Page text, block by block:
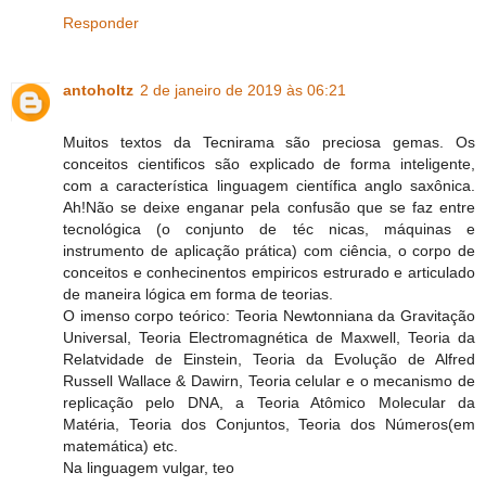
Responder
antoholtz 2 de janeiro de 2019 às 06:21
Muitos textos da Tecnirama são preciosa gemas. Os
conceitos cientificos são explicado de forma inteligente,
com a característica linguagem científica anglo saxônica.
Ah!Não se deixe enganar pela confusão que se faz entre
tecnológica (o conjunto de téc nicas, máquinas e
instrumento de aplicação prática) com ciência, o corpo de
conceitos e conhecinentos empiricos estrurado e articulado
de maneira lógica em forma de teorias.
O imenso corpo teórico: Teoria Newtonniana da Gravitação
Universal, Teoria Electromagnética de Maxwell, Teoria da
Relatvidade de Einstein, Teoria da Evolução de Alfred
Russell Wallace & Dawirn, Teoria celular e o mecanismo de
replicação pelo DNA, a Teoria Atômico Molecular da
Matéria, Teoria dos Conjuntos, Teoria dos Números(em
matemática) etc.
Na linguagem vulgar, teo